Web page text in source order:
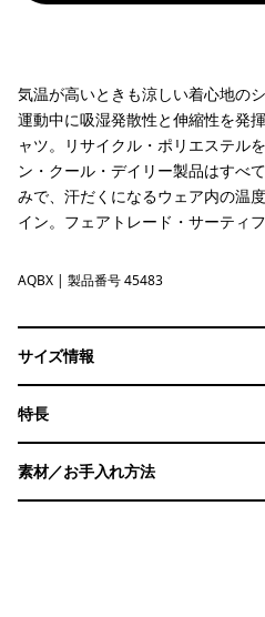
気温が高いときも涼しい着心地の
運動中に吸湿発散性と伸縮性を発
ャツ。リサイクル・ポリエステル
ン・クール・デイリー製品はすべ
みで、汗だくになるウェア内の温
イン。フェアトレード・サーティ
Aquatic Blue - Light Aquatic Blue X-Dye
AQBX | 製品番号 45483
サイズ情報
特長
素材／お手入れ方法